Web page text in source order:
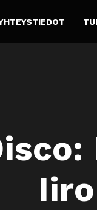
Iiro